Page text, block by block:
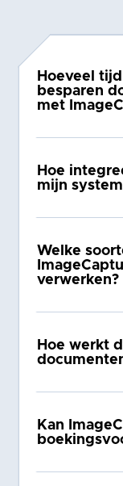
Hoeveel
besparen
met
Hoe
mijn
Welke
verwerken?
Hoe werkt
Kan